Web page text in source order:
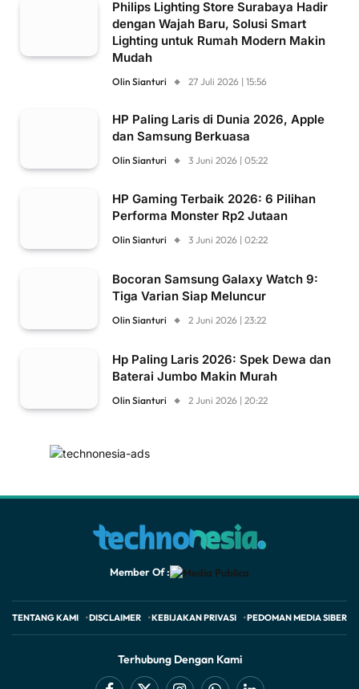
Philips Lighting Store Surabaya Hadir
dengan Wajah Baru, Solusi Smart
Lighting untuk Rumah Modern Makin
Mudah
Olin Sianturi 27 Juli 2026 | 15:56
HP Paling Laris di Dunia 2026, Apple
dan Samsung Berkuasa
Olin Sianturi 3 Juni 2026 | 05:22
HP Gaming Terbaik 2026: 6 Pilihan
Performa Monster Rp2 Jutaan
Olin Sianturi 3 Juni 2026 | 02:22
Bocoran Samsung Galaxy Watch 9:
Tiga Varian Siap Meluncur
Olin Sianturi 2 Juni 2026 | 23:22
Hp Paling Laris 2026: Spek Dewa dan
Baterai Jumbo Makin Murah
Olin Sianturi 2 Juni 2026 | 20:22
Member Of :
TENTANG KAMI DISCLAIMER KEBIJAKAN PRIVASI PEDOMAN MEDIA SIBER
Terhubung Dengan Kami